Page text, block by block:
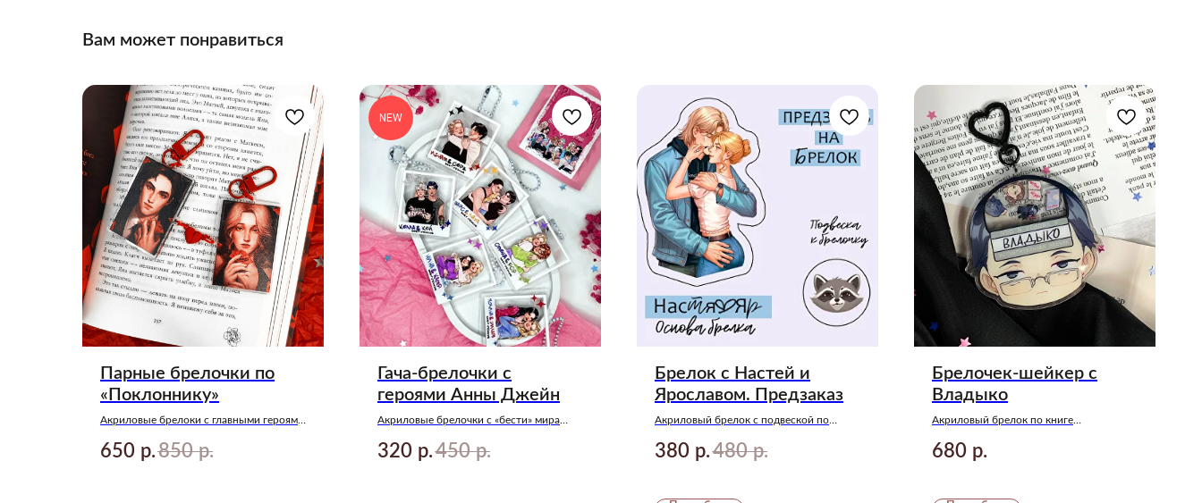
Вам может понравиться
Парные брелочки по
«Поклоннику»
Акриловые брелоки с главными героями
— «Поклонник» 🖤
650 р.850 р.
NEW
Гача-брелочки с
героями Анны Джейн
Акриловые брелочки с «бести» мира
320 р.450 р.
Брелок с Настей и
Ярославом. Предзаказ
Акриловый брелок с подвеской по
Джейн
380 р.480 р.
Брелочек-шейкер с
Владыко
Акриловый брелок по книге
680 р.